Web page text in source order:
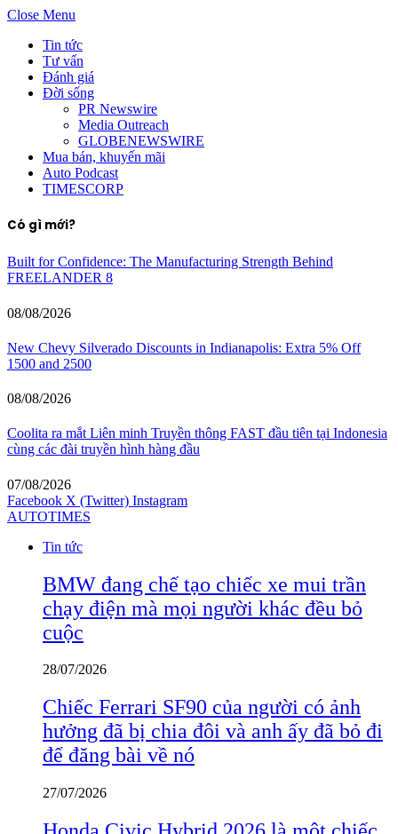
Close Menu
Tin tức
Tư vấn
Đánh giá
Đời sống
PR Newswire
Media Outreach
GLOBENEWSWIRE
Mua bán, khuyến mãi
Auto Podcast
TIMESCORP
Có gì mới?
Built for Confidence: The Manufacturing Strength Behind
FREELANDER 8
08/08/2026
New Chevy Silverado Discounts in Indianapolis: Extra 5% Off
1500 and 2500
08/08/2026
Coolita ra mắt Liên minh Truyền thông FAST đầu tiên tại Indonesia
cùng các đài truyền hình hàng đầu
07/08/2026
Facebook X (Twitter) Instagram
AUTOTIMES
Tin tức
BMW đang chế tạo chiếc xe mui trần
chạy điện mà mọi người khác đều bỏ
cuộc
28/07/2026
Chiếc Ferrari SF90 của người có ảnh
hưởng đã bị chia đôi và anh ấy đã bỏ đi
để đăng bài về nó
27/07/2026